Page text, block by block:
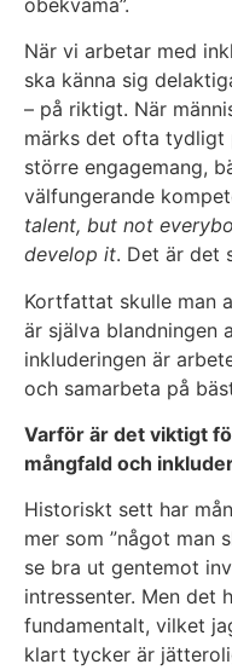
När vi arbetar med
ska känna sig
– på riktigt. När
märks det ofta tydligt
större engagemang,
välfungerande
talent, but not
develop it. Det är det
Kortfattat skulle man
är själva blandningen
inkluderingen är
och samarbeta på
Varför är det viktigt
mångfald och
Historiskt sett har
mer som ”något man
se bra ut gentemot
intressenter. Men det
fundamentalt, vilket
klart tycker är